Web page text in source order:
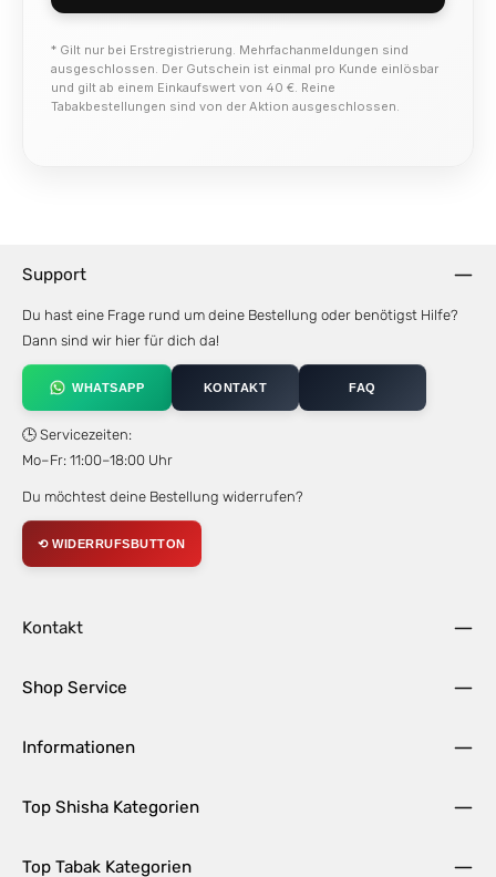
* Gilt nur bei Erstregistrierung. Mehrfachanmeldungen sind
ausgeschlossen. Der Gutschein ist einmal pro Kunde einlösbar
und gilt ab einem Einkaufswert von 40 €. Reine
Tabakbestellungen sind von der Aktion ausgeschlossen.
Support
Du hast eine Frage rund um deine Bestellung oder benötigst Hilfe?
Dann sind wir hier für dich da!
WHATSAPP KONTAKT FAQ
🕒 Servicezeiten:
Mo–Fr: 11:00–18:00 Uhr
Du möchtest deine Bestellung widerrufen?
⟲ WIDERRUFSBUTTON
Kontakt
Shop Service
Informationen
Top Shisha Kategorien
Top Tabak Kategorien